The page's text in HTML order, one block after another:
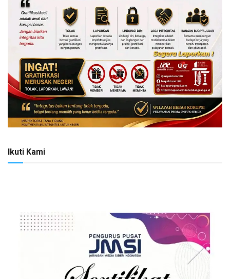
Ikuti Kami